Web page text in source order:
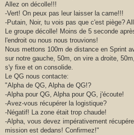
Allez on décolle!!!
-Vert! On peux pas leur laisser la came!!!
-Putain, Noir, tu vois pas que c'est piège?
Le groupe décolle! Moins de 5 seconde
l'endroit ou nous nous trouvions!
Nous mettons 100m de distance en Sprint
sur notre gauche, 50m, on vire a droite,
s'y fixe et on consolide.
Le QG nous contacte:
"Alpha de QG, Alpha de QG!?
-Alpha pour QG, Alpha pour QG, j'écoute!
-Avez-vous récupérer la logistique?
-Négatif! La zone était trop chaude!
-Alpha, vous devez impérativement
mission est dedans! Confirmez!"